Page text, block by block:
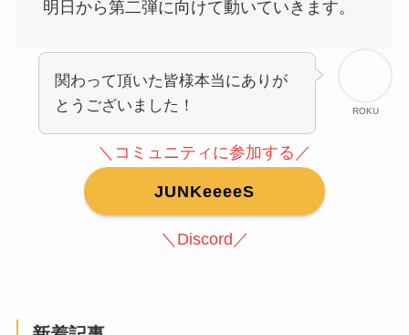
とうございました！
＼コミュニティに参加する／
JUNKeeeeS
＼Discord／